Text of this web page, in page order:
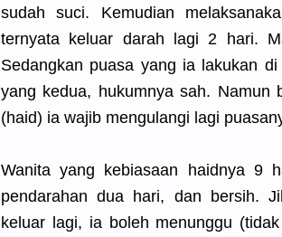
sudah suci. Kemudian
ternyata keluar darah lagi 2 hari.
Sedangkan puasa yang ia lakukan
yang kedua, hukumnya sah. Namun
(haid) ia wajib mengulangi lagi
Wanita yang kebiasaan haidnya 9
pendarahan dua hari, dan bersih.
keluar lagi, ia boleh menunggu